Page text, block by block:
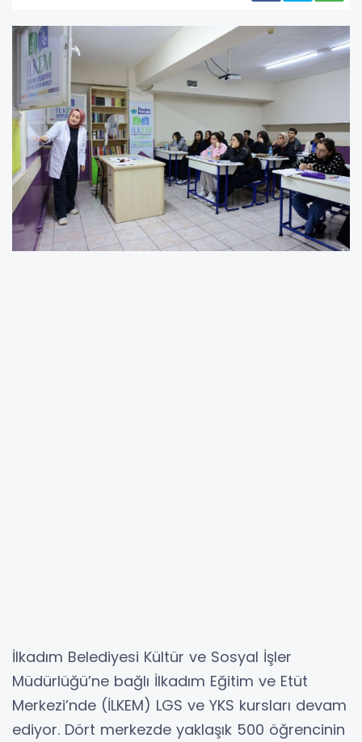
İlkadım Belediyesi Kültür ve Sosyal İşler
Müdürlüğü’ne bağlı İlkadım Eğitim ve Etüt
Merkezi’nde (İLKEM) LGS ve YKS kursları devam
ediyor. Dört merkezde yaklaşık 500 öğrencinin